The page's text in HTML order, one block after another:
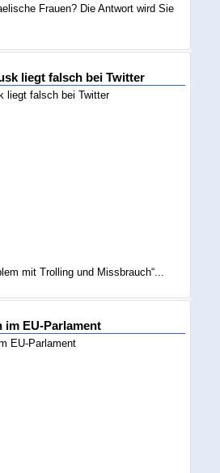
Frauen? Die Antwort wird Sie
liegt falsch bei Twitter
mit Trolling und Missbrauch“...
im EU-Parlament